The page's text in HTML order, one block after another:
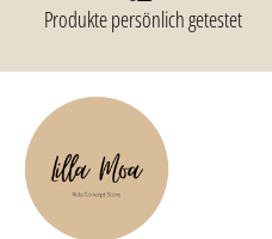
Produkte persönlich getestet